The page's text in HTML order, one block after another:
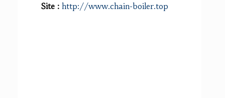
Site : http://www.chain-boiler.top